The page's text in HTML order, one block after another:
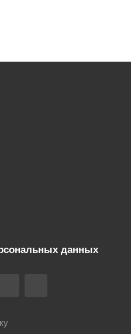
данных